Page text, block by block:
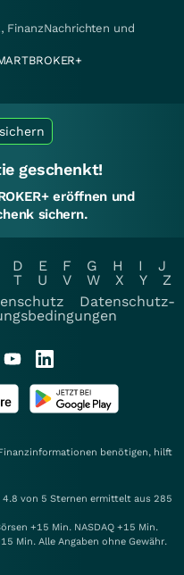
FinanzNachrichten und
geschenkt!
eröffnen und
sichern.
D E F G H I
J
T U V W X Y
Z
Datenschutz-
benötigen, hilft
von 5 Sternen ermittelt aus 285
+15 Min. NASDAQ +15 Min.
Min. Alle Angaben ohne Gewähr.